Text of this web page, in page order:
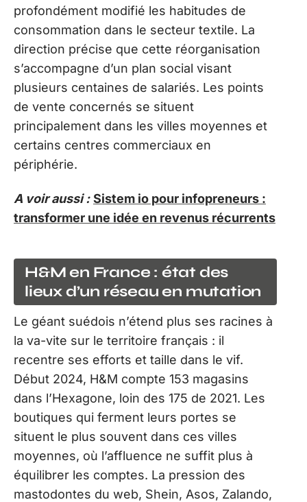
profondément modifié les habitudes de
consommation dans le secteur textile. La
direction précise que cette réorganisation
s’accompagne d’un plan social visant
plusieurs centaines de salariés. Les points
de vente concernés se situent
principalement dans les villes moyennes et
certains centres commerciaux en
périphérie.
A voir aussi : Sistem io pour infopreneurs :
transformer une idée en revenus récurrents
H&M en France : état des
lieux d’un réseau en mutation
Le géant suédois n’étend plus ses racines à
la va-vite sur le territoire français : il
recentre ses efforts et taille dans le vif.
Début 2024, H&M compte 153 magasins
dans l’Hexagone, loin des 175 de 2021. Les
boutiques qui ferment leurs portes se
situent le plus souvent dans ces villes
moyennes, où l’affluence ne suffit plus à
équilibrer les comptes. La pression des
mastodontes du web, Shein, Asos, Zalando,